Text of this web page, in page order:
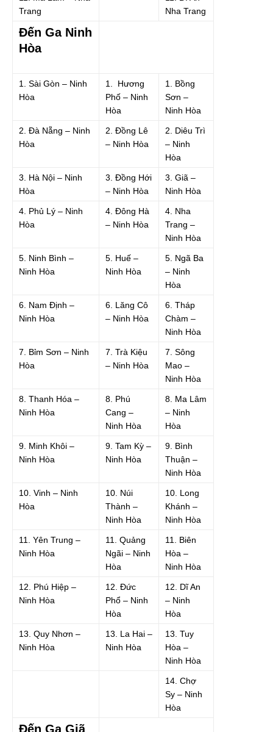
Trang
Nha Trang
Đến Ga Ninh
Hòa
1. Sài Gòn – Ninh
Hòa
1. Hương
Phố – Ninh
Hòa
1. Bồng
Sơn –
Ninh Hòa
2. Đà Nẵng – Ninh
Hòa
2. Đồng Lê
– Ninh Hòa
2. Diêu Trì
– Ninh
Hòa
3. Hà Nội – Ninh
Hòa
3. Đồng Hới
– Ninh Hòa
3. Giã –
Ninh Hòa
4. Phủ Lý – Ninh
Hòa
4. Đông Hà
– Ninh Hòa
4. Nha
Trang –
Ninh Hòa
5. Ninh Bình –
Ninh Hòa
5. Huế –
Ninh Hòa
5. Ngã Ba
– Ninh
Hòa
6. Nam Định –
Ninh Hòa
6. Lăng Cô
– Ninh Hòa
6. Tháp
Chàm –
Ninh Hòa
7. Bỉm Sơn – Ninh
Hòa
7. Trà Kiệu
– Ninh Hòa
7. Sông
Mao –
Ninh Hòa
8. Thanh Hóa –
Ninh Hòa
8. Phú
Cang –
Ninh Hòa
8. Ma Lâm
– Ninh
Hòa
9. Minh Khôi –
Ninh Hòa
9. Tam Kỳ –
Ninh Hòa
9. Bình
Thuận –
Ninh Hòa
10. Vinh – Ninh
Hòa
10. Núi
Thành –
Ninh Hòa
10. Long
Khánh –
Ninh Hòa
11. Yên Trung –
Ninh Hòa
11. Quảng
Ngãi – Ninh
Hòa
11. Biên
Hòa –
Ninh Hòa
12. Phú Hiệp –
Ninh Hòa
12. Đức
Phổ – Ninh
Hòa
12. Dĩ An
– Ninh
Hòa
13. Quy Nhơn –
Ninh Hòa
13. La Hai –
Ninh Hòa
13. Tuy
Hòa –
Ninh Hòa
14. Chợ
Sy – Ninh
Hòa
Đến Ga Giã